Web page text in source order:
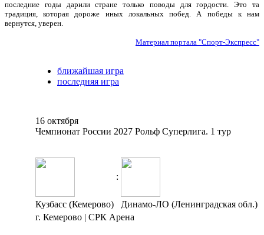
последние годы дарили стране только поводы для гордости. Это та
традиция, которая дороже иных локальных побед. А победы к нам
вернутся, уверен.
Материал портала "Спорт-Экспресс"
ближайшая игра
последняя игра
16 октября
Чемпионат России 2027 Рольф Суперлига. 1 тур
:
Кузбасс (Кемерово)
Динамо-ЛО (Ленинградская обл.)
г. Кемерово | СРК Арена